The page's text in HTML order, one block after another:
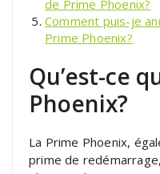
de Prime Phoenix?
Comment puis-je
Prime Phoenix?
Qu’est-ce
Phoenix?
La Prime Phoenix,
prime de